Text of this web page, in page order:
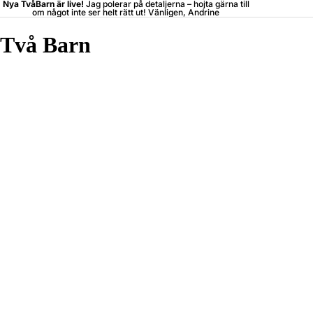
Nya TvåBarn är live! Jag polerar på detaljerna – hojta gärna till
om något inte ser helt rätt ut! Vänligen, Andrine
Två Barn